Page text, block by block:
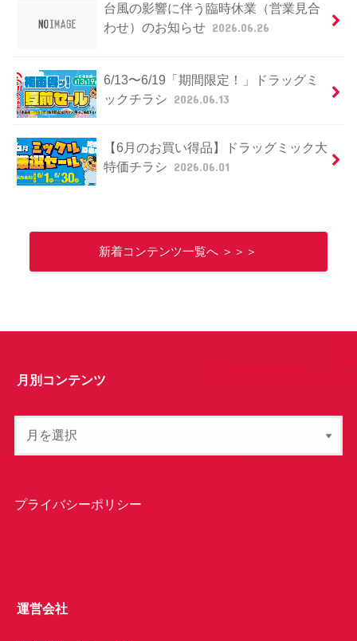
台風の影響に伴う臨時休業（営業見合
わせ）のお知らせ 2026.06.26
6/13〜6/19「期間限定！」ドラッグミ
ックチラシ 2026.06.13
【6月のお買い得品】ドラッグミック大
特価チラシ 2026.06.01
新着コンテンツ一覧へ ＞＞＞
月別コンテンツ
プライバシーポリシー
運営会社